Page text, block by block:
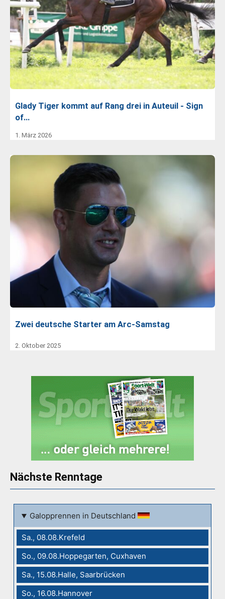
Glady Tiger kommt auf Rang drei in Auteuil - Sign
of…
1. März 2026
Zwei deutsche Starter am Arc-Samstag
2. Oktober 2025
Nächste Renntage
Galopprennen in Deutschland
Sa., 08.08.Krefeld
So., 09.08.Hoppegarten, Cuxhaven
Sa., 15.08.Halle, Saarbrücken
So., 16.08.Hannover